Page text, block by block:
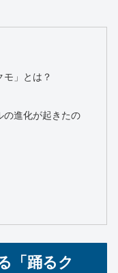
」とは？
の進化が起きたの
「踊るク